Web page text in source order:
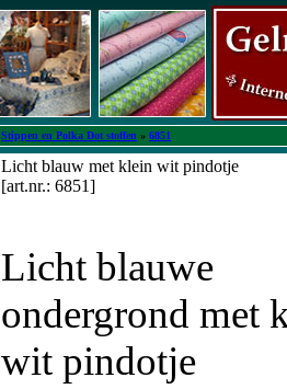
Stippen en Polka Dot stoffen » 6851
Licht blauw met klein wit pindotje
[art.nr.: 6851]
Licht blauwe
ondergrond met
wit pindotje